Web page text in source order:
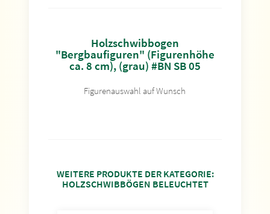
Holzschwibbogen
"Bergbaufiguren" (Figurenhöhe
ca. 8 cm), (grau) #BN SB 05
Figurenauswahl auf Wunsch
WEITERE PRODUKTE DER KATEGORIE:
HOLZSCHWIBBÖGEN BELEUCHTET